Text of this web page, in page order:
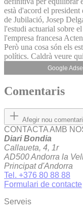
està d'acord el
de Jubilació, Josep
l'estudi actuarial sobre
l'empresa francesa
Però una cosa són els
polítics. Caldrà veure
Google
Comentaris
Afegir nou comentari
CONTACTA AMB
Diari Bondia
Callaueta, 4, 1r
AD500 Andorra la
Principat d'Andorra
Tel. +376 80 88 88
Formulari de contacte
Serveis